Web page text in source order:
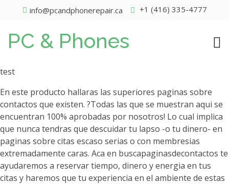
info@pcandphonerepair.ca +1 (416) 335-4777
PC & Phones
test
En este producto hallaras las superiores paginas sobre
contactos que existen. ?Todas las que se muestran aqui se
encuentran 100% aprobadas por nosotros! Lo cual implica
que nunca tendras que descuidar tu lapso -o tu dinero- en
paginas sobre citas escaso serias o con membresias
extremadamente caras. Aca en buscapaginasdecontactos te
ayudaremos a reservar tiempo, dinero y energia en tus
citas y haremos que tu experiencia en el ambiente de estas